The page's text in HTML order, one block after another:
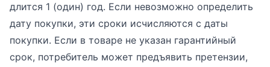
длится 1 (один) год. Если невозможно определить
дату покупки, эти сроки исчисляются с даты
покупки. Если в товаре не указан гарантийный
срок, потребитель может предъявить претензии,